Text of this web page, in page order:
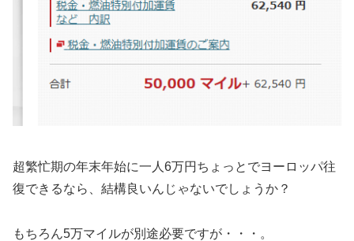
超繁忙期の年末年始に一人6万円ちょっとでヨーロッパ往
復できるなら、結構良いんじゃないでしょうか？
もちろん5万マイルが別途必要ですが・・・。